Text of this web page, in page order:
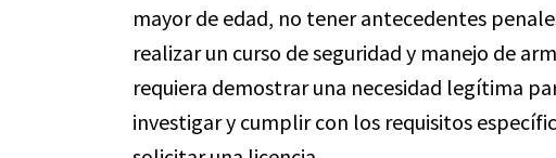
mayor de edad, no tener antecedentes
realizar un curso de seguridad y manejo de
requiera demostrar una necesidad legítima
investigar y cumplir con los requisitos